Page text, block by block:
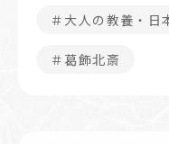
＃大人の教養・日
＃葛飾北斎